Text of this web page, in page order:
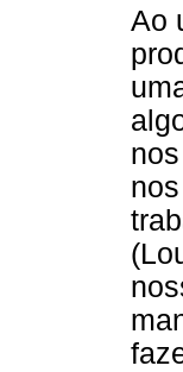
Ao